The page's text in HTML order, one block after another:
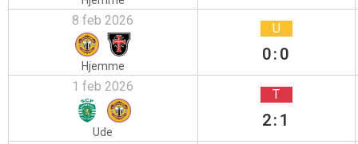
8 feb 2026
Hjemme
U
0:0
1 feb 2026
Ude
T
2:1